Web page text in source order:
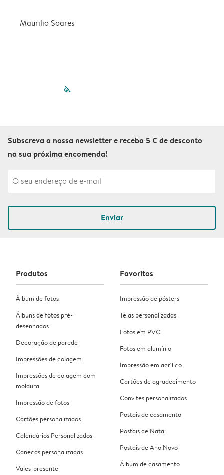
Maurilio Soares
filled-pagination
Subscreva a nossa newsletter e receba 5 € de desconto
na sua próxima encomenda!
Enviar
Produtos
Álbum de fotos
Álbuns de fotos pré-
desenhados
Decoração de parede
Impressões de colagem
Impressões de colagem com
moldura
Impressão de fotos
Cartões personalizados
Calendários Personalizados
Canecas personalizadas
Vales-presente
Favoritos
Impressão de pósters
Telas personalizadas
Fotos em PVC
Fotos em alumínio
Impressão em acrílico
Cartões de agradecimento
Convites personalizados
Postais de casamento
Postais de Natal
Postais de Ano Novo
Álbum de casamento